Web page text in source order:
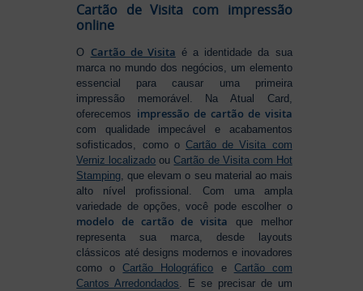
Cartão de Visita com impressão
online
O Cartão de Visita é a identidade da sua
marca no mundo dos negócios, um elemento
essencial para causar uma primeira
impressão memorável. Na Atual Card,
oferecemos impressão de cartão de visita
com qualidade impecável e acabamentos
sofisticados, como o Cartão de Visita com
Verniz localizado ouCartão de Visita com Hot
Stamping , que elevam o seu material ao mais
alto nível profissional. Com uma ampla
variedade de opções, você pode escolher o
modelo de cartão de visita que melhor
representa sua marca, desde layouts
clássicos até designs modernos e inovadores
como oCartão Holográfico e Cartão com
Cantos Arredondados . E se precisar de um